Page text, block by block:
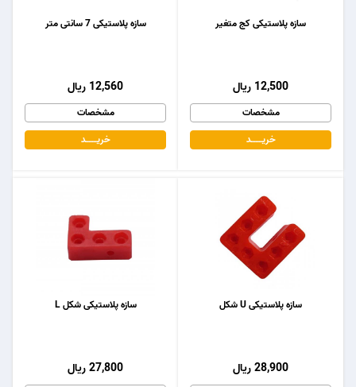
سازه پلاستیکی 7 سانتی متر
12,560 ریال
مشخصات
خریـــــــد
سازه پلاستیکی کج متغیر
12,500 ریال
مشخصات
خریـــــــد
سازه پلاستیکی شکل L
27,800 ریال
سازه پلاستیکی U شکل
28,900 ریال